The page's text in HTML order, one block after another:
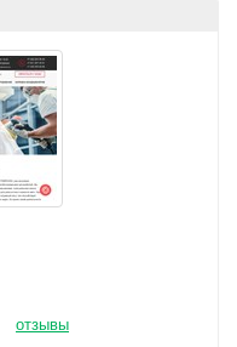
отзывы